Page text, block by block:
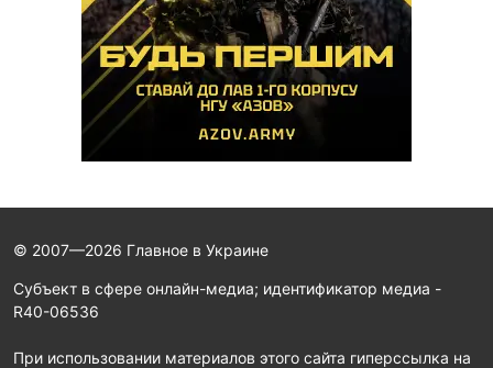
© 2007—2026 Главное в Украине
Субъект в сфере онлайн-медиа; идентификатор медиа -
R40-06536
При использовании материалов этого сайта гиперссылка на